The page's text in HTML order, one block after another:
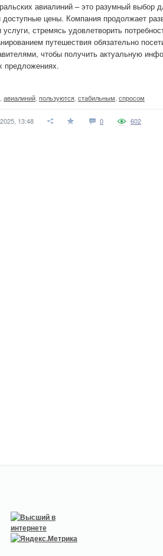
авиалиний – это разумный выбор
цены. Компания продолжает
стремясь удовлетворить
путешествия обязательно
чтобы получить актуальную
предложениях.
авиалиний пользуются стабильным спросом
13:48 0 602